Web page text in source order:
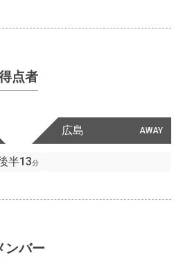
点者
AWAY
広島
半13分
ンバー